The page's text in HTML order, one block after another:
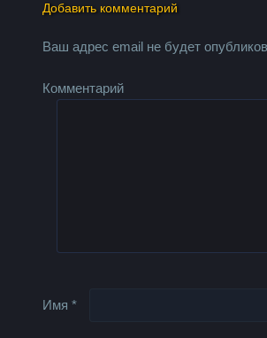
Добавить комментарий
Ваш адрес email не будет
Комментарий
Имя*